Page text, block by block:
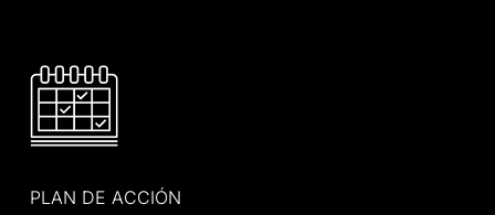
PLAN DE ACCIÓN